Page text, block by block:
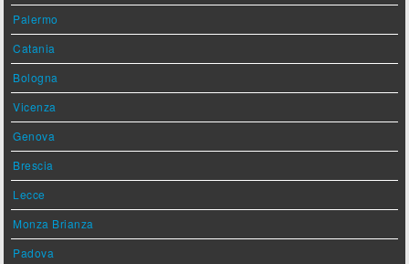
Palermo
Catania
Bologna
Vicenza
Genova
Brescia
Lecce
Monza Brianza
Padova